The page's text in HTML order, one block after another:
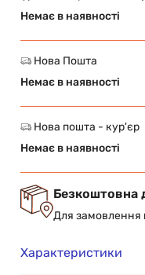
Немає в наявності
Нова Пошта
Немає в наявності
Нова пошта - кур'єр
Немає в наявності
Безкоштовна
Для замовлення
Характеристики